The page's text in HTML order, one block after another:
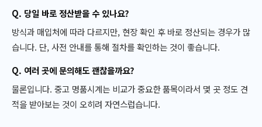
Q. 당일 바로 정산받을 수 있나요?
방식과 매입처에 따라 다르지만, 현장 확인 후 바로 정산되는 경우가 많
습니다. 단, 사전 안내를 통해 절차를 확인하는 것이 좋습니다.
Q. 여러 곳에 문의해도 괜찮을까요?
물론입니다. 중고 명품시계는 비교가 중요한 품목이라서 몇 곳 정도 견
적을 받아보는 것이 오히려 자연스럽습니다.